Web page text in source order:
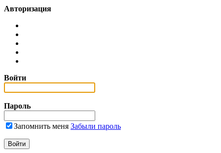
Авторизация
Войти
Пароль
Запомнить меня Забыли пароль